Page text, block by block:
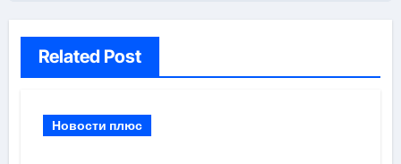
Related Post
Новости плюс